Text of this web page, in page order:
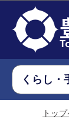
くらし・
トッ